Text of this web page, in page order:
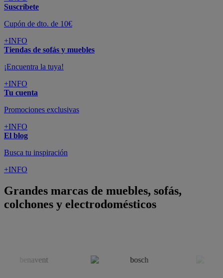
Suscríbete
Cupón de dto. de 10€
+INFO
Tiendas de sofás y muebles
¡Encuentra la tuya!
+INFO
Tu cuenta
Promociones exclusivas
+INFO
El blog
Busca tu inspiración
+INFO
Grandes marcas de muebles, sofás,
colchones y electrodomésticos